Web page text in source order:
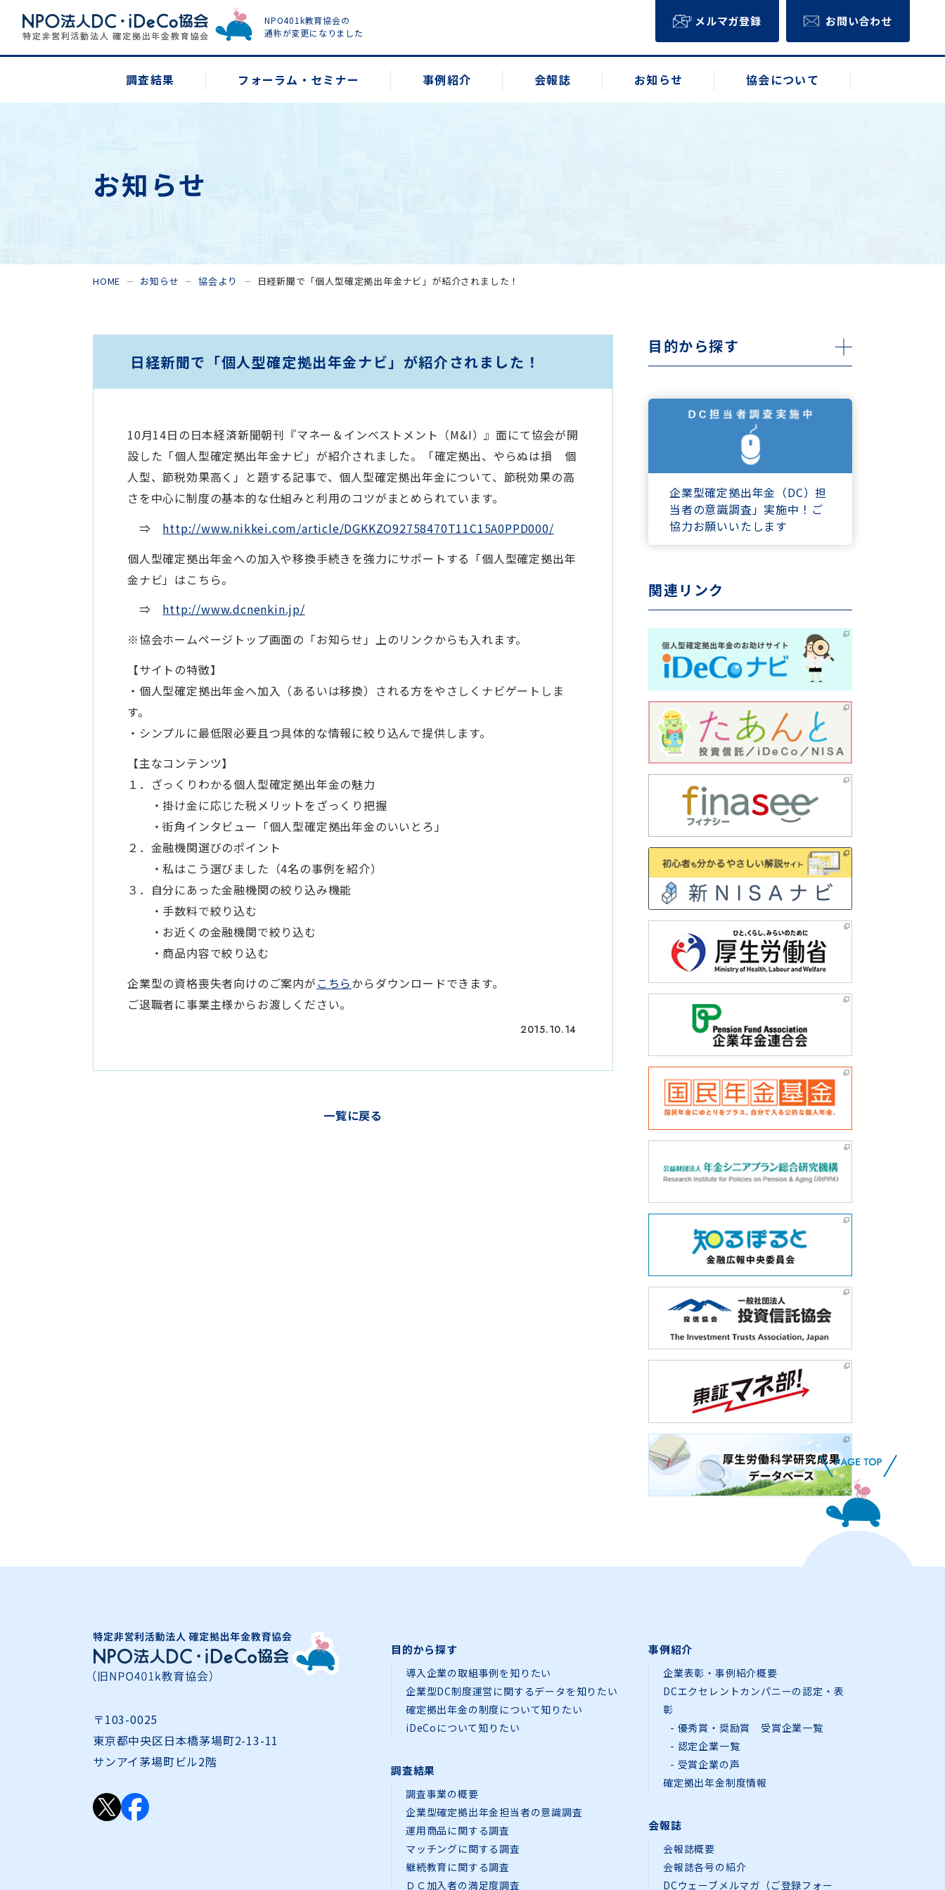
NPO401k教育協会の
通称が変更になりました
メルマガ登録 お問い合わせ
調査結果 フォーラム・セミナー 事例紹介 会報誌 お知らせ 協会について
お知らせ
HOME お知らせ 協会より 日経新聞で「個人型確定拠出年金ナビ」が紹介されました！
日経新聞で「個人型確定拠出年金ナビ」が紹介されました！
10月14日の日本経済新聞朝刊『マネー＆インベストメント（M&I）』面にて協会が開
設した「個人型確定拠出年金ナビ」が紹介されました。「確定拠出、やらぬは損 個
人型、節税効果高く」と題する記事で、個人型確定拠出年金について、節税効果の高
さを中心に制度の基本的な仕組みと利用のコツがまとめられています。
⇒ http://www.nikkei.com/article/DGKKZO92758470T11C15A0PPD000/
個人型確定拠出年金への加入や移換手続きを強力にサポートする「個人型確定拠出年
金ナビ」はこちら。
⇒ http://www.dcnenkin.jp/
※協会ホームページトップ画面の「お知らせ」上のリンクからも入れます。
【サイトの特徴】
・個人型確定拠出年金へ加入（あるいは移換）される方をやさしくナビゲートしま
す。
・シンプルに最低限必要且つ具体的な情報に絞り込んで提供します。
【主なコンテンツ】
１．ざっくりわかる個人型確定拠出年金の魅力
・掛け金に応じた税メリットをざっくり把握
・街角インタビュー「個人型確定拠出年金のいいとろ」
２．金融機関選びのポイント
・私はこう選びました（4名の事例を紹介）
３．自分にあった金融機関の絞り込み機能
・手数料で絞り込む
・お近くの金融機関で絞り込む
・商品内容で絞り込む
企業型の資格喪失者向けのご案内がこちらからダウンロードできます。
ご退職者に事業主様からお渡しください。
2015.10.14
一覧に戻る
目的から探す
企業型確定拠出年金（DC）担
当者の意識調査」実施中！ご
協力お願いいたします
関連リンク
〒103-0025
東京都中央区日本橋茅場町2-13-11
サンアイ茅場町ビル2階
目的から探す
導入企業の取組事例を知りたい
企業型DC制度運営に関するデータを知りたい
確定拠出年金の制度について知りたい
iDeCoについて知りたい
調査結果
調査事業の概要
企業型確定拠出年金担当者の意識調査
運用商品に関する調査
マッチングに関する調査
継続教育に関する調査
ＤＣ加入者の満足度調査
事例紹介
企業表彰・事例紹介概要
DCエクセレントカンパニーの認定・表
彰
優秀賞・奨励賞 受賞企業一覧
認定企業一覧
受賞企業の声
確定拠出年金制度情報
会報誌
会報誌概要
会報誌各号の紹介
DCウェーブメルマガ（ご登録フォー